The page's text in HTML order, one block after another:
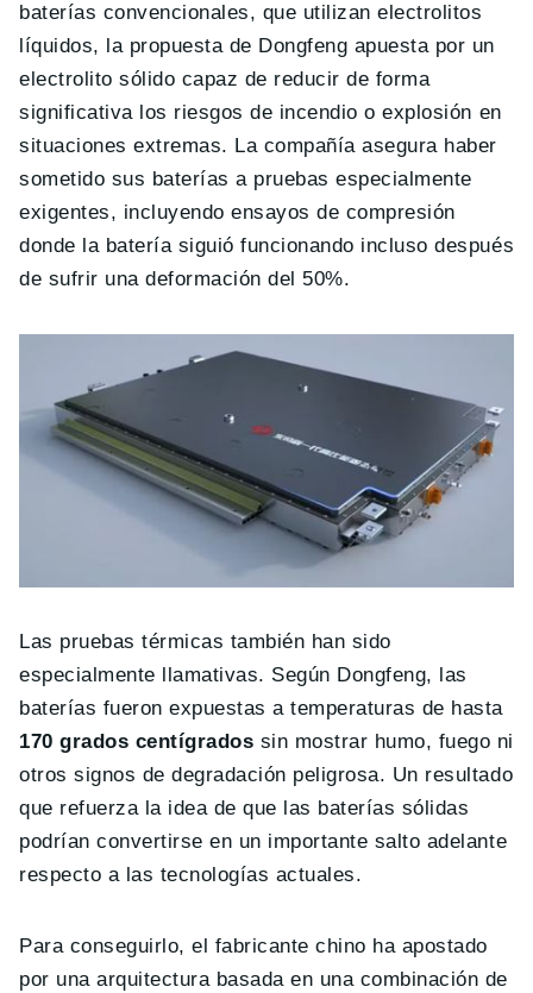
baterías convencionales, que utilizan electrolitos
líquidos, la propuesta de Dongfeng apuesta por un
electrolito sólido capaz de reducir de forma
significativa los riesgos de incendio o explosión en
situaciones extremas. La compañía asegura haber
sometido sus baterías a pruebas especialmente
exigentes, incluyendo ensayos de compresión
donde la batería siguió funcionando incluso después
de sufrir una deformación del 50%.
Las pruebas térmicas también han sido
especialmente llamativas. Según Dongfeng, las
baterías fueron expuestas a temperaturas de hasta
170 grados centígrados sin mostrar humo, fuego ni
otros signos de degradación peligrosa. Un resultado
que refuerza la idea de que las baterías sólidas
podrían convertirse en un importante salto adelante
respecto a las tecnologías actuales.
Para conseguirlo, el fabricante chino ha apostado
por una arquitectura basada en una combinación de